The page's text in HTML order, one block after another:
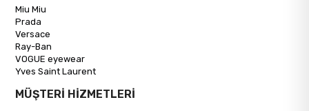
Miu Miu
Prada
Versace
Ray-Ban
VOGUE eyewear
Yves Saint Laurent
MÜŞTERİ HİZMETLERİ